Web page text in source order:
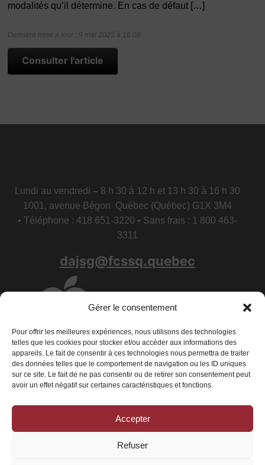
Gérer le consentement
Pour offrir les meilleures expériences, nous utilisons des technologies
telles que les cookies pour stocker et/ou accéder aux informations des
appareils. Le fait de consentir à ces technologies nous permettra de traiter
des données telles que le comportement de navigation ou les ID uniques
sur ce site. Le fait de ne pas consentir ou de retirer son consentement peut
avoir un effet négatif sur certaines caractéristiques et fonctions.
Accepter
Refuser
modalités qu’il détermine. En cas de défaut […]
Dernière mise à jour : 9 mai 2025 à 16:09
Consulter l'article
Lundi au vendredi – 8 h 30 à 12 h et 13 h 30 à 16 h 30
1001, avenue Bégon Québec (Québec) G1X 3M4
• Téléphone : 418 651-3220 • Sans frais : 1 800 463-
3311
dajsg@fcssq.quebec
Déclaration de confidentialité